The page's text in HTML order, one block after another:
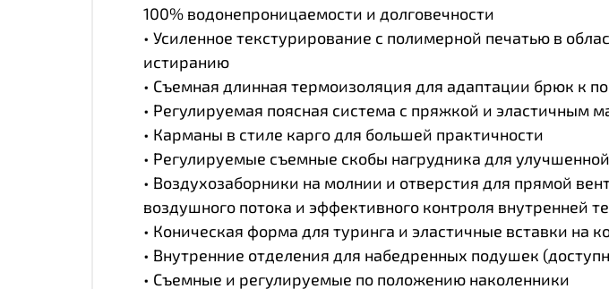
100% водонепроницаемости и долговечности
• Усиленное текстурирование с полимерной печатью в
истиранию
• Съемная длинная термоизоляция для адаптации брюк к
• Регулируемая поясная система с пряжкой и эластичным
• Карманы в стиле карго для большей практичности
• Регулируемые съемные скобы нагрудника для
• Воздухозаборники на молнии и отверстия для прямой
воздушного потока и эффективного контроля внутренней
• Коническая форма для туринга и эластичные вставки на
• Внутренние отделения для набедренных подушек
• Съемные и регулируемые по положению наколенники